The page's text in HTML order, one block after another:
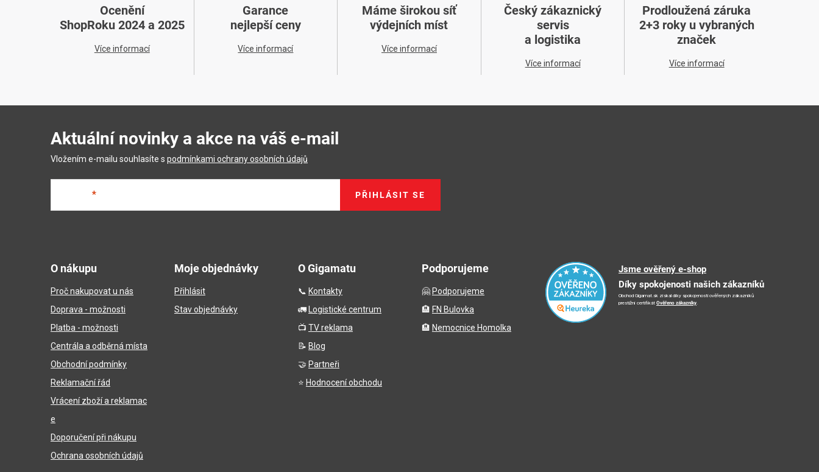
Ocenění
ShopRoku 2024 a 2025
Více informací
Garance
nejlepší ceny
Více informací
Máme širokou síť
výdejních míst
Více informací
Český zákaznický
servis
a logistika
Více informací
Prodloužená záruka
2+3 roky u vybraných
značek
Více informací
Aktuální novinky a akce na váš e-mail
Vložením e-mailu souhlasíte s podmínkami ochrany osobních údajů
PŘIHLÁSIT SE
O nákupu
Proč nakupovat u nás
Doprava - možnosti
Platba - možnosti
Centrála a odběrná místa
Obchodní podmínky
Reklamační řád
Vrácení zboží a reklamac
e
Doporučení při nákupu
Ochrana osobních údajů
Moje objednávky
Přihlásit
Stav objednávky
O Gigamatu
📞 Kontakty
🚛
Logistické centrum
📺 TV reklama
📝 Blog
🤝 Partneři
⭐ Hodnocení obchodu
Podporujeme
🤗 Podporujeme
🏨 FN Bulovka
🏨 Nemocnice Homolka
Jsme ověřený e-shop
Díky spokojenosti našich zákazníků
Obchod Gigamat.sk získal díky spokojenosti ověřených zákazníků
prestižní certifikát Ověřeno zákazníky.